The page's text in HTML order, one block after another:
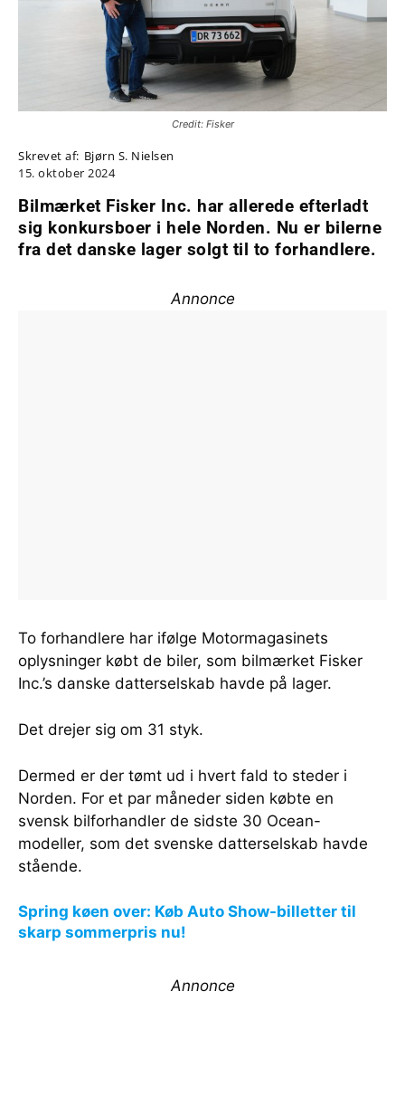
Credit: Fisker
Skrevet af: Bjørn S. Nielsen
15. oktober 2024
Bilmærket Fisker Inc. har allerede efterladt
sig konkursboer i hele Norden. Nu er bilerne
fra det danske lager solgt til to forhandlere.
Annonce
To forhandlere har ifølge Motormagasinets
oplysninger købt de biler, som bilmærket Fisker
Inc.’s danske datterselskab havde på lager.
Det drejer sig om 31 styk.
Dermed er der tømt ud i hvert fald to steder i
Norden. For et par måneder siden købte en
svensk bilforhandler de sidste 30 Ocean-
modeller, som det svenske datterselskab havde
stående.
Spring køen over: Køb Auto Show-billetter til
skarp sommerpris nu!
Annonce